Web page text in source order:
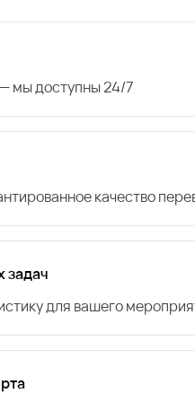
мы доступны 24/7
качество
задач
для вашего